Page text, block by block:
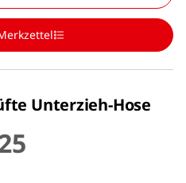
Unterzieh-Hose